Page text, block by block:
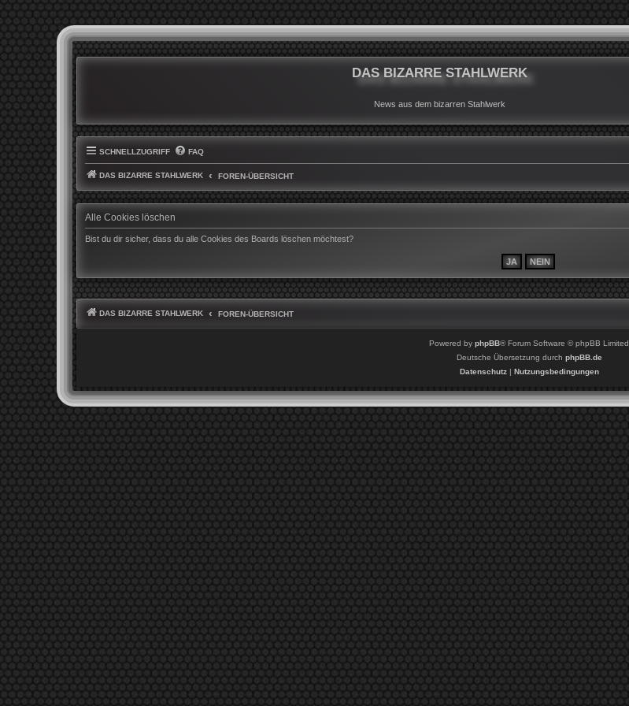
DAS BIZARRE STAHLWERK
News aus dem bizarren Stahlwerk
SCHNELLZUGRIFF FAQ
DAS BIZARRE STAHLWERK FOREN-ÜBERSICHT
Alle Cookies löschen
Bist du dir sicher, dass du alle Cookies des Boards löschen möchtest?
DAS BIZARRE STAHLWERK FOREN-ÜBERSICHT
Powered by phpBB® Forum Software © phpBB Limited
Deutsche Übersetzung durch phpBB.de
Datenschutz| Nutzungsbedingungen